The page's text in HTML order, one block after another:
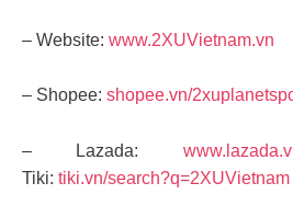
– Website: www.2XUVietnam.vn
– Shopee: shopee.vn/
– Lazada:
Tiki: tiki.vn/search?q=2XUVietnam